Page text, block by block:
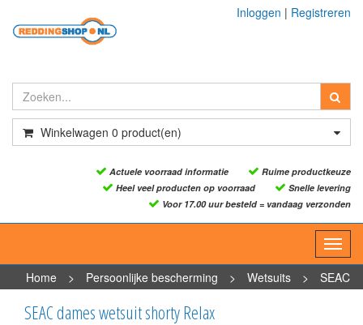
Inloggen | Registreren
Winkelwagen 0 product(en)
Actuele voorraad informatie
Ruime productkeuze
Heel veel producten op voorraad
Snelle levering
Voor 17.00 uur besteld = vandaag verzonden
Home
> Persoonlijke bescherming > Wetsuits >
SEAC
dames wetsuit shorty Relax
SEAC dames wetsuit shorty Relax